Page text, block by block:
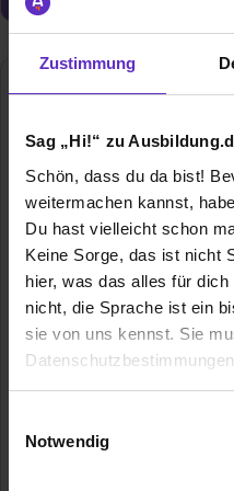
Zustimmung
Sag „Hi!“ zu
Schön, dass du da bist!
weitermachen kannst,
Du hast vielleicht schon
Keine Sorge, das ist nicht
hier, was das alles für
nicht, die Sprache ist ein
sie von uns kennst. Sie
Notwendig
Pietsch Gruppe | Kurt
Von-Braun-Straße 17-19
48683 Ahaus
02561 / 77263
E-Mail anzeigen
Gründungsjahr
Mitarbeiter
Logistik / Verkehr,